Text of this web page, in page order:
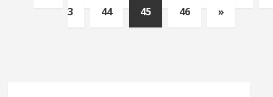
3
44 45 46 »